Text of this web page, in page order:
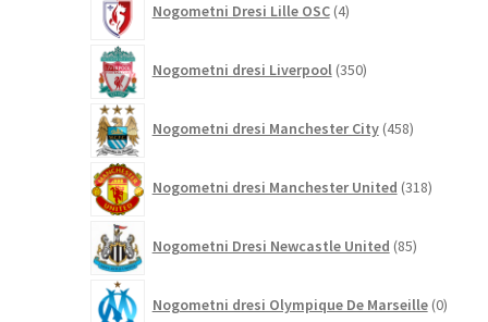
Nogometni Dresi Lille OSC 4izdelki
Nogometni dresi Liverpool 350izdelkov
Nogometni dresi Manchester City 458izdelkov
Nogometni dresi Manchester United 318izdelkov
Nogometni Dresi Newcastle United 85izdelkov
Nogometni dresi Olympique De Marseille 0